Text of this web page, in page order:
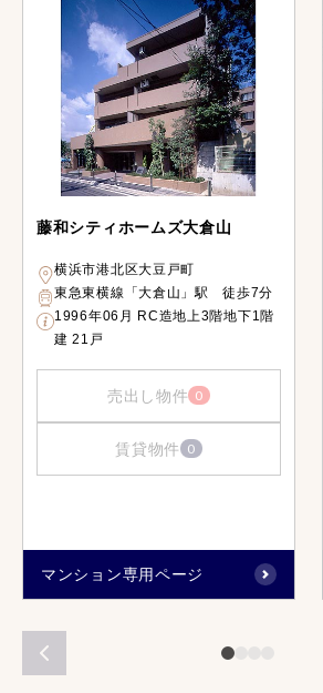
藤和シティホームズ大倉山
横浜市港北区大豆戸町
東急東横線「大倉山」駅 徒歩7分
1996年06月 RC造地上3階地下1階
建 21戸
売出し物件 0
賃貸物件 0
マンション専用ページ